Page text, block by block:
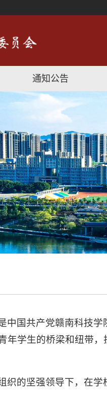
通知公告
中国共产党赣南科技
年学生的桥梁和纽带
织的坚强领导下，在